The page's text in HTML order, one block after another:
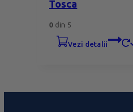
Tosca
0 din 5
vezi detalii